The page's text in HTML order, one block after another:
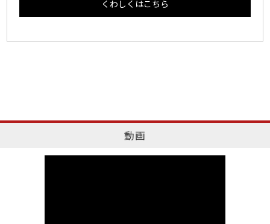
くわしくはこちら
動画